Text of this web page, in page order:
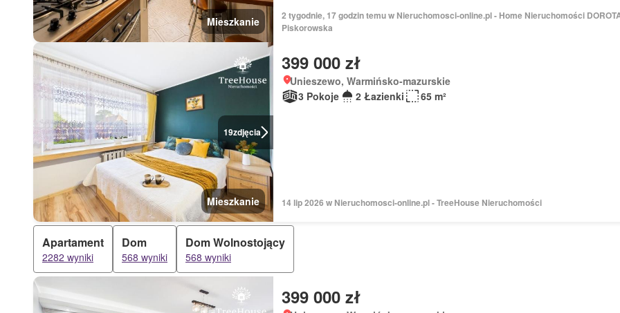
Mieszkanie
2 tygodnie, 17 godzin temu w Nieruchomosci-online.pl - Home Nieruchomości
Piskorowska
19zdjęcia
Mieszkanie
399 000 zł
Unieszewo, Warmińsko-mazurskie
3 Pokoje
2 Łazienki 65 m²
14 lip 2026 w Nieruchomosci-online.pl - TreeHouse Nieruchomości
Apartament
2282 wyniki
Dom
568 wyniki
Dom Wolnostojący
568 wyniki
399 000 zł